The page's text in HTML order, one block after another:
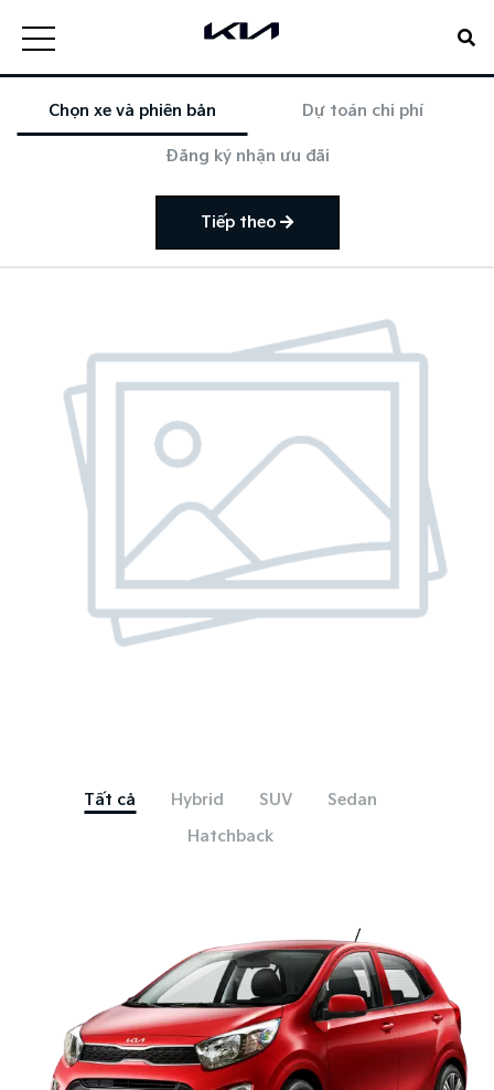
Chọn xe và phiên bản Dự toán chi phí
Đăng ký nhận ưu đãi
Tiếp theo
Tất cả Hybrid SUV
Sedan
Hatchback